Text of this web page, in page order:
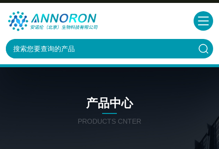
产品中心
PRODUCTS CNTER